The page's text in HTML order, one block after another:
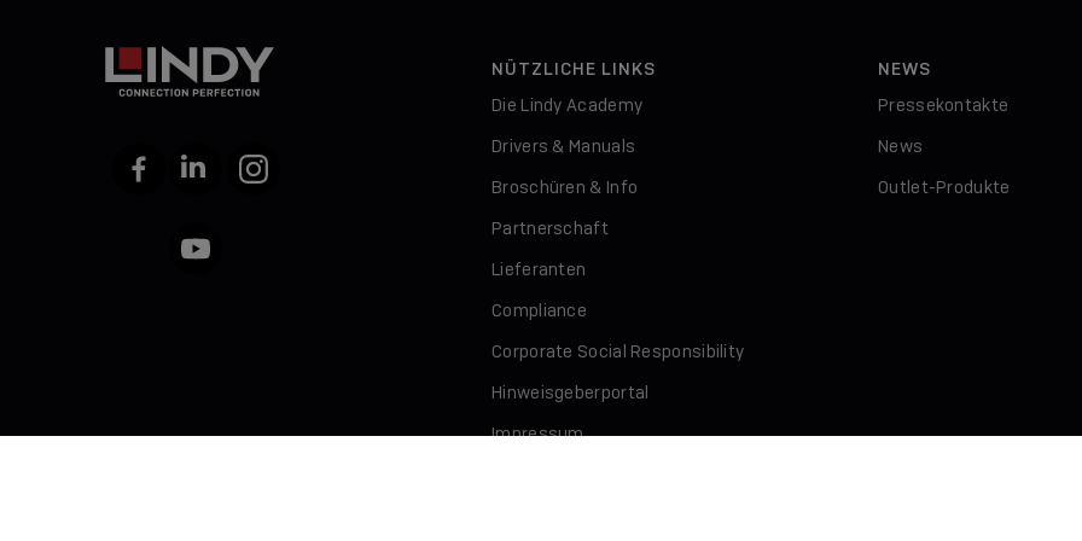
FacebookLinkedInInstagram
YouTube
NÜTZLICHE LINKS
Die Lindy Academy
Drivers & Manuals
Broschüren & Info
Partnerschaft
Lieferanten
Compliance
Corporate Social Responsibility
Hinweisgeberportal
Impressum
NEWS
Pressekontakte
News
Outlet-Produkte